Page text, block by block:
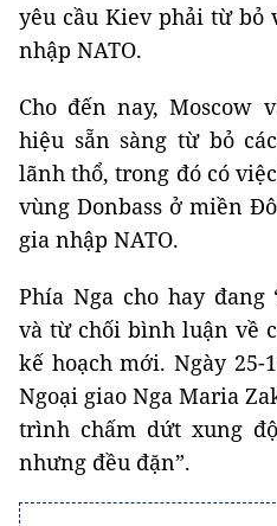
yêu cầu Kiev phải từ bỏ
nhập NATO.
Cho đến nay, Moscow
hiệu sẵn sàng từ bỏ
lãnh thổ, trong đó có
vùng Donbass ở miền
gia nhập NATO.
Phía Nga cho hay
và từ chối bình luận về
kế hoạch mới. Ngày 25-
Ngoại giao Nga Maria
trình chấm dứt xung
nhưng đều đặn”.